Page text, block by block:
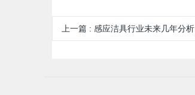
上一篇 : 感应洁具行业未来几年分析